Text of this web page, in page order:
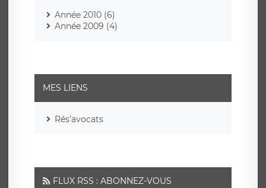
Année 2010 (6)
Année 2009 (4)
MES LIENS
Rés'avocats
FLUX RSS : ABONNEZ-VOUS